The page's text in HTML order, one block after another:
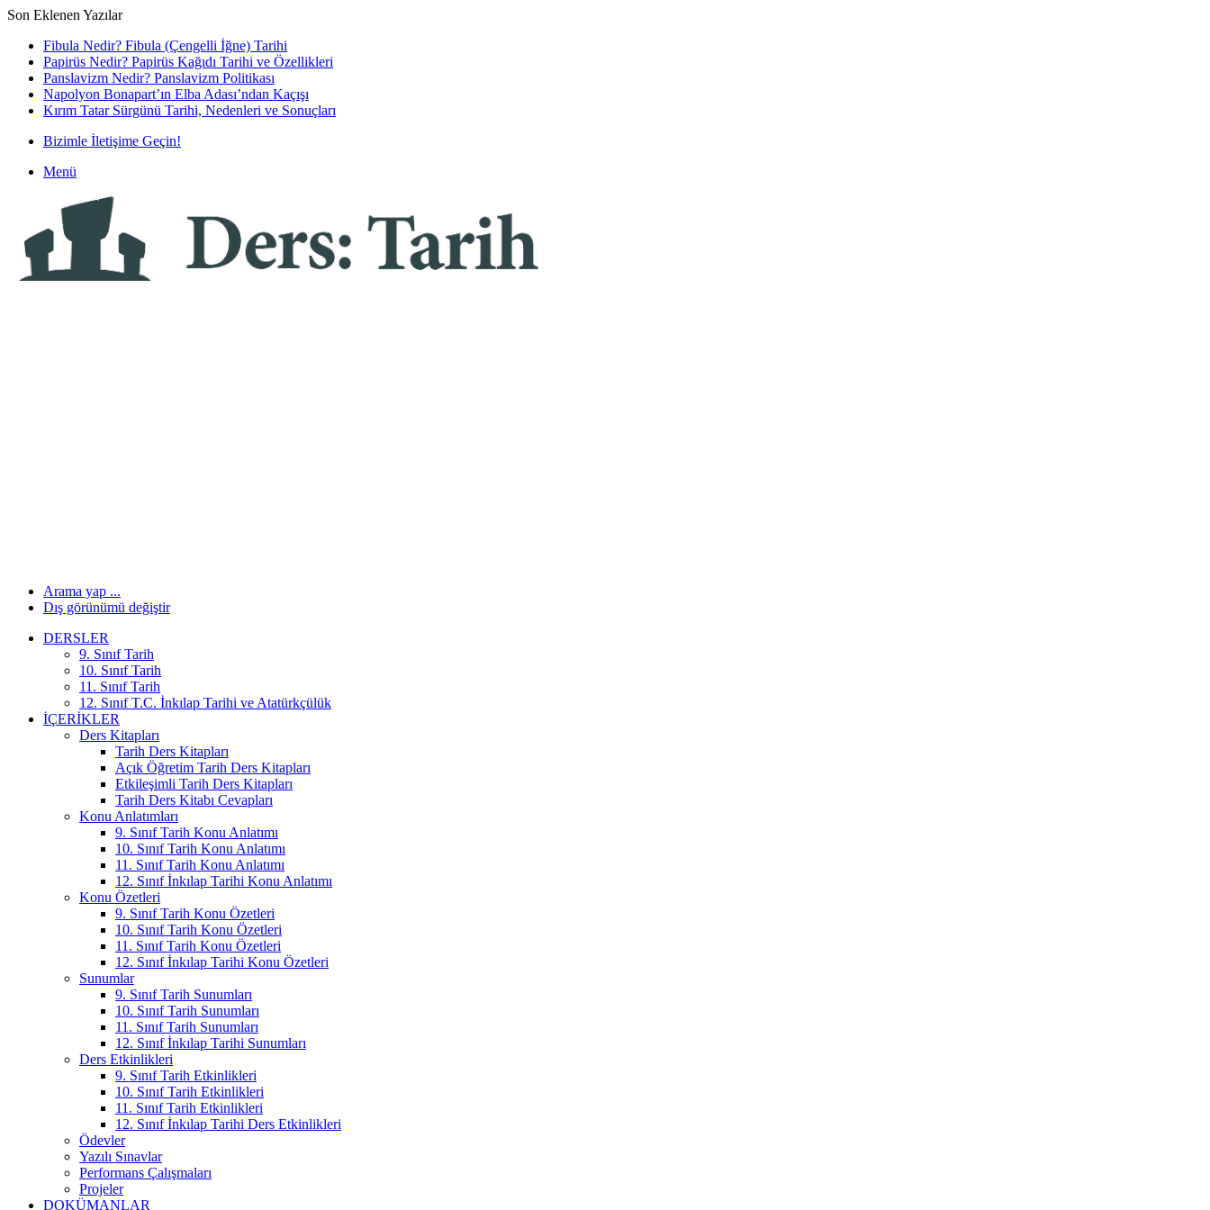
Son Eklenen Yazılar
Fibula Nedir? Fibula (Çengelli İğne) Tarihi
Papirüs Nedir? Papirüs Kağıdı Tarihi ve Özellikleri
Panslavizm Nedir? Panslavizm Politikası
Napolyon Bonapart’ın Elba Adası’ndan Kaçışı
Kırım Tatar Sürgünü Tarihi, Nedenleri ve Sonuçları
Bizimle İletişime Geçin!
Menü
Arama yap ...
Dış görünümü değiştir
DERSLER
9. Sınıf Tarih
10. Sınıf Tarih
11. Sınıf Tarih
12. Sınıf T.C. İnkılap Tarihi ve Atatürkçülük
İÇERIKLER
Ders Kitapları
Tarih Ders Kitapları
Açık Öğretim Tarih Ders Kitapları
Etkileşimli Tarih Ders Kitapları
Tarih Ders Kitabı Cevapları
Konu Anlatımları
9. Sınıf Tarih Konu Anlatımı
10. Sınıf Tarih Konu Anlatımı
11. Sınıf Tarih Konu Anlatımı
12. Sınıf İnkılap Tarihi Konu Anlatımı
Konu Özetleri
9. Sınıf Tarih Konu Özetleri
10. Sınıf Tarih Konu Özetleri
11. Sınıf Tarih Konu Özetleri
12. Sınıf İnkılap Tarihi Konu Özetleri
Sunumlar
9. Sınıf Tarih Sunumları
10. Sınıf Tarih Sunumları
11. Sınıf Tarih Sunumları
12. Sınıf İnkılap Tarihi Sunumları
Ders Etkinlikleri
9. Sınıf Tarih Etkinlikleri
10. Sınıf Tarih Etkinlikleri
11. Sınıf Tarih Etkinlikleri
12. Sınıf İnkılap Tarihi Ders Etkinlikleri
Ödevler
Yazılı Sınavlar
Performans Çalışmaları
Projeler
DOKÜMANLAR